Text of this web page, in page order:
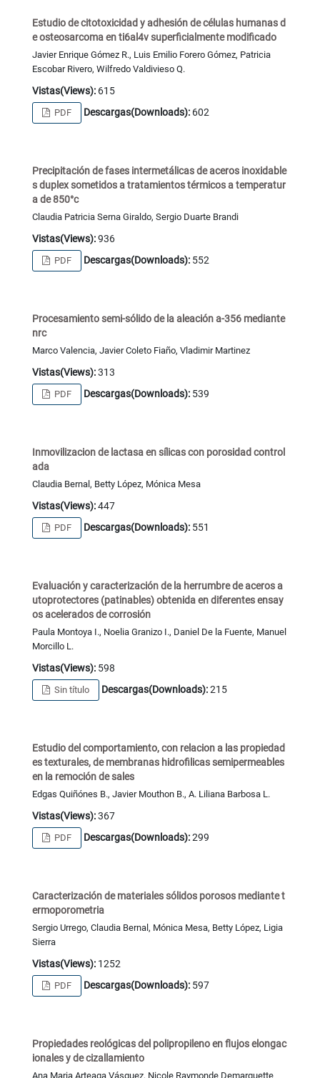
Estudio de citotoxicidad y adhesión de células humanas d
e osteosarcoma en ti6al4v superficialmente modificado
Javier Enrique Gómez R., Luis Emilio Forero Gómez, Patricia
Escobar Rivero, Wilfredo Valdivieso Q.
Vistas(Views):615
PDF Descargas(Downloads): 602
Precipitación de fases intermetálicas de aceros inoxidable
s duplex sometidos a tratamientos térmicos a temperatur
a de 850°c
Claudia Patricia Serna Giraldo, Sergio Duarte Brandi
Vistas(Views):936
PDF Descargas(Downloads): 552
Procesamiento semi-sólido de la aleación a-356 mediante
nrc
Marco Valencia, Javier Coleto Fiaño, Vladimir Martinez
Vistas(Views):313
PDF Descargas(Downloads): 539
Inmovilizacion de lactasa en sílicas con porosidad control
ada
Claudia Bernal, Betty López, Mónica Mesa
Vistas(Views):447
PDF Descargas(Downloads): 551
Evaluación y caracterización de la herrumbre de aceros a
utoprotectores (patinables) obtenida en diferentes ensay
os acelerados de corrosión
Paula Montoya I., Noelia Granizo I., Daniel De la Fuente, Manuel
Morcillo L.
Vistas(Views):598
Sin título Descargas(Downloads):215
Estudio del comportamiento, con relacion a las propiedad
es texturales, de membranas hidrofilicas semipermeables
en la remoción de sales
Edgas Quiñónes B., Javier Mouthon B., A. Liliana Barbosa L.
Vistas(Views):367
PDF Descargas(Downloads):299
Caracterización de materiales sólidos porosos mediante t
ermoporometria
Sergio Urrego, Claudia Bernal, Mónica Mesa, Betty López, Ligia
Sierra
Vistas(Views):1252
PDF Descargas(Downloads): 597
Propiedades reológicas del polipropileno en flujos elongac
ionales y de cizallamiento
Ana Maria Arteaga Vásquez, Nicole Raymonde Demarquette